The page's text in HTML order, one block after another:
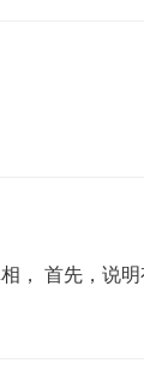
， 首先，说